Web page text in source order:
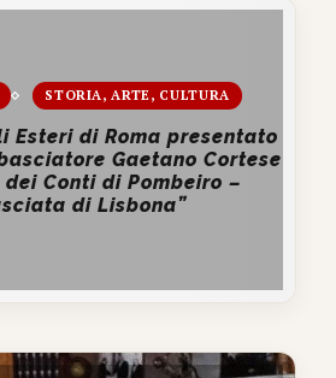
STORIA, ARTE, CULTURA
Esteri di Roma presentato
Gaetano Cortese
dei Conti di Pombeiro –
di Lisbona”